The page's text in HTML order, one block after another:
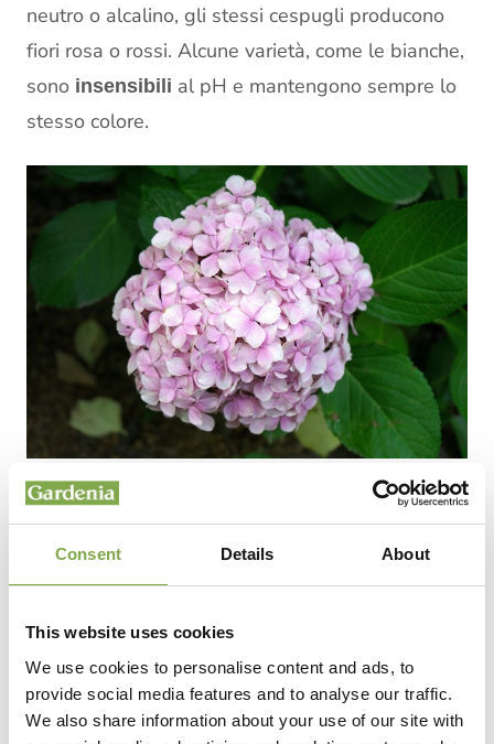
Consent Details About
This website uses cookies
We use cookies to personalise content and ads, to
provide social media features and to analyse our traffic.
We also share information about your use of our site with
neutro o alcalino, gli stessi cespugli producono
fiori rosa o rossi. Alcune varietà, come le bianche,
sono insensibili al pH e mantengono sempre lo
stesso colore.
Hydrangea macrophylla dall’inflorescenza
definita mophead – Foto Unsplash
Uno degli aspetti più affascinanti delle ortensie è
lapossibilità di influenzare il colore dei fiori
agendo sulla chimica del terreno